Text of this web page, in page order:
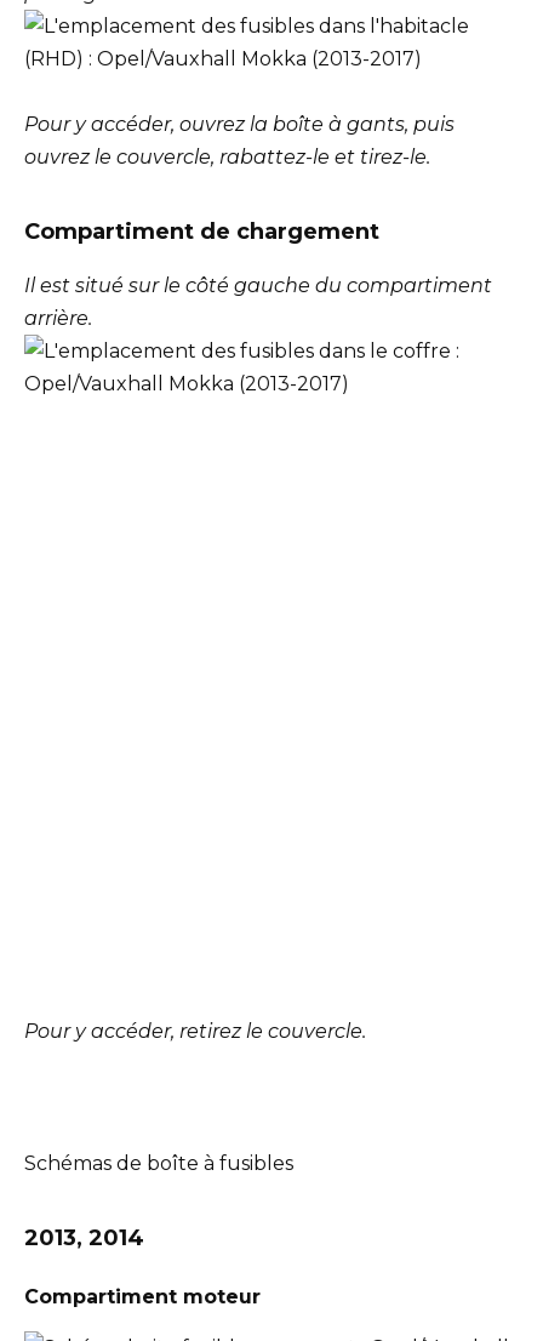
Pour y accéder, ouvrez la boîte à gants, puis
ouvrez le couvercle, rabattez-le et tirez-le.
Compartiment de chargement
Il est situé sur le côté gauche du compartiment
arrière.
Pour y accéder, retirez le couvercle.
Schémas de boîte à fusibles
2013, 2014
Compartiment moteur